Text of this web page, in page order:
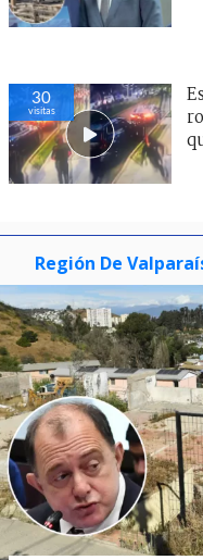
30
visitas
Región De